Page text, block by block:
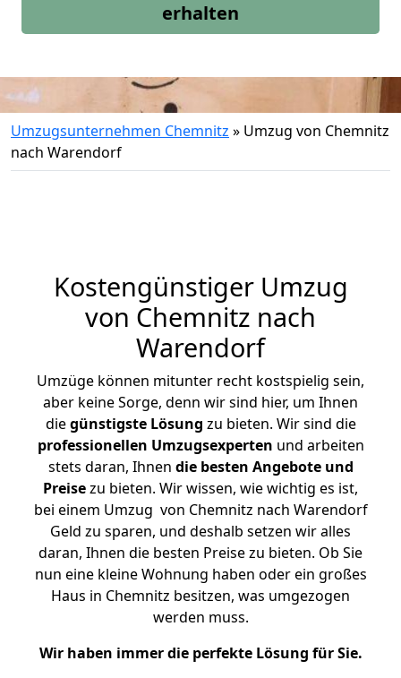
erhalten
Umzugsunternehmen Chemnitz » Umzug von Chemnitz
nach Warendorf
Kostengünstiger Umzug
von Chemnitz nach
Warendorf
Umzüge können mitunter recht kostspielig sein,
aber keine Sorge, denn wir sind hier, um Ihnen
diegünstigste Lösung zu bieten. Wir sind die
professionellen Umzugsexperten und arbeiten
stets daran, Ihnen die besten Angebote und
Preisezu bieten. Wir wissen, wie wichtig es ist,
bei einem Umzug von Chemnitz nach Warendorf
Geld zu sparen, und deshalb setzen wir alles
daran, Ihnen die besten Preise zu bieten. Ob Sie
nun eine kleine Wohnung haben oder ein großes
Haus in Chemnitz besitzen, was umgezogen
werden muss.
Wir haben immer die perfekte Lösung für Sie.